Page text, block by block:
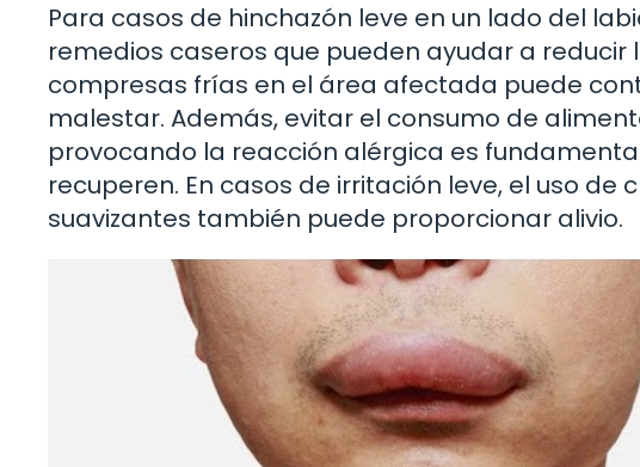
Para casos de hinchazón leve en un lado del
remedios caseros que pueden ayudar a
compresas frías en el área afectada puede
malestar. Además, evitar el consumo de
provocando la reacción alérgica es
recuperen. En casos de irritación leve, el uso
suavizantes también puede proporcionar alivio.